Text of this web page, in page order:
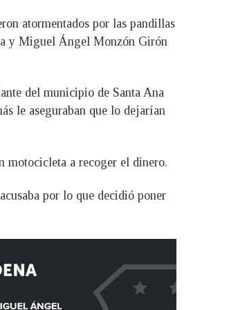
atormentados por las pandillas
y Miguel Ángel Monzón Girón
del municipio de Santa Ana
le aseguraban que lo dejarían
motocicleta a recoger el dinero.
por lo que decidió poner